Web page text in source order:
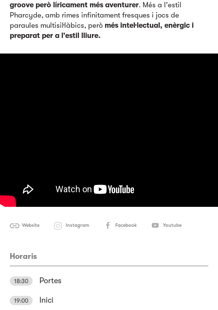
groove però líricament més aventurer. Més a l'estil
Pharcyde, amb rimes infinitament fresques i jocs de
paraules multisil·làbics, però més intel·lectual, enèrgic i
preparat per a l'estil lliure.
Website Instagram Facebook Youtube
Horaris
18:30 Portes
19:00 Inici